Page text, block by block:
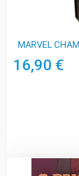
MARVEL
16,90 €